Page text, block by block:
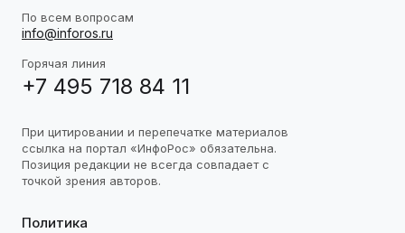
По всем вопросам
info@inforos.ru
Горячая линия
+7 495 718 84 11
При цитировании и перепечатке материалов
ссылка на портал «ИнфоРос» обязательна.
Позиция редакции не всегда совпадает с
точкой зрения авторов.
Политика